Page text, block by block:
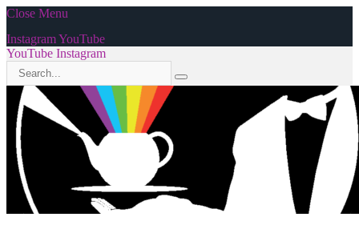
Close Menu
InstagramYouTube
YouTube Instagram